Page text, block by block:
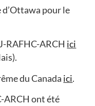
pour le
RAFHC-ARCH ici
du Canada ici.
ARCH ont été